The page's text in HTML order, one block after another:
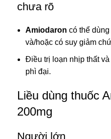
chưa rõ
Amiodaron có thể
và/hoặc có suy giảm
Điều trị loạn nhịp thất
phì đại.
Liều dùng thuốc
200mg
Người lớn